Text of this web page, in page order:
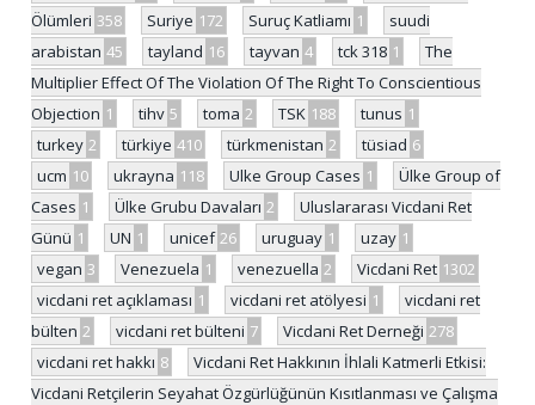
Ölümleri 358 Suriye 172 Suruç Katliamı 1
suudi
arabistan 45 tayland 16 tayvan 4 tck 318 1
The
Multiplier Effect Of The Violation Of The Right To Conscientious
Objection 1 tihv 5 toma 2 TSK 188 tunus 1
turkey 2 türkiye 410 türkmenistan 2 tüsiad 6
ucm 10 ukrayna 118 Ulke Group Cases 1
Ülke Group of
Cases 1 Ülke Grubu Davaları 2
Uluslararası Vicdani Ret
Günü 1 UN 1 unicef 26 uruguay 1 uzay 1
vegan 3 Venezuela 1 venezuella 2 Vicdani Ret 1302
vicdani ret açıklaması 1 vicdani ret atölyesi 1
vicdani ret
bülten 2 vicdani ret bülteni 7 Vicdani Ret Derneği 278
vicdani ret hakkı 8
Vicdani Ret Hakkının İhlali Katmerli Etkisi:
Vicdani Retçilerin Seyahat Özgürlüğünün Kısıtlanması ve Çalışma